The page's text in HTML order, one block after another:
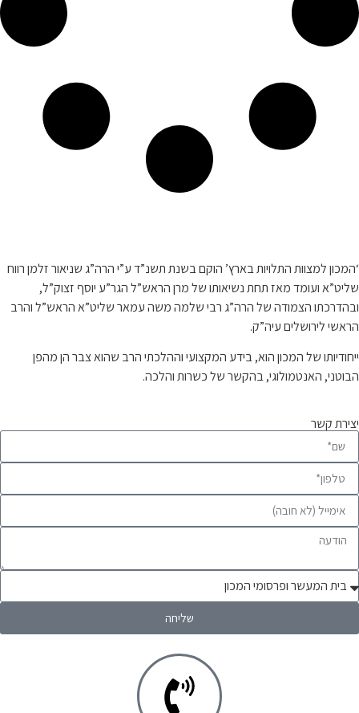
‘המכון למצוות התלויות בארץ’ הוקם בשנת תשנ”ד ע”י הרה”ג שניאור זלמן רווח
שליט”א ועומד מאז תחת נשיאותו של מרן הראש”ל הגר”ע יוסף זצוק”ל,
ובהדרכתו הצמודה של הרה”ג רבי שלמה משה עמאר שליט”א הראש”ל והרב
הראשי לירושלים עיה”ק.
ייחודיותו של המכון הוא, בידע המקצועי וההלכתי הרב שהוא צבר הן מהפן
הבוטני, האנטמולוגי, בהקשר של כשרות והלכה.
יצירת קשר
שליחה